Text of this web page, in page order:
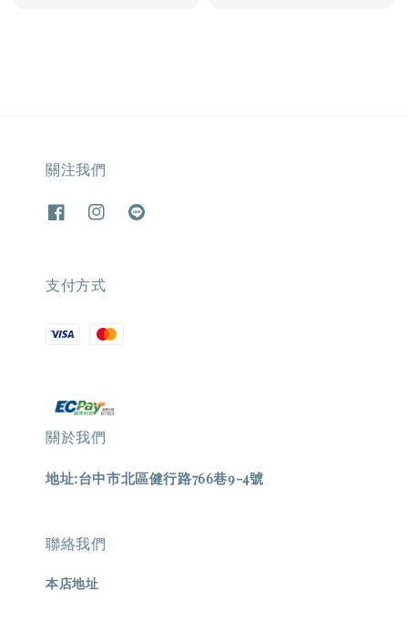
關注我們
支付方式
關於我們
地址:台中市北區健行路766巷9-4號
聯絡我們
本店地址